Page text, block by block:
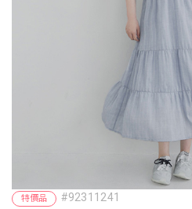
特價品 #92311241